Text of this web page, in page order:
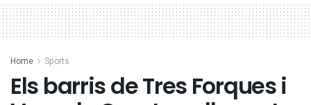
Home Sports
Els barris de Tres Forques i